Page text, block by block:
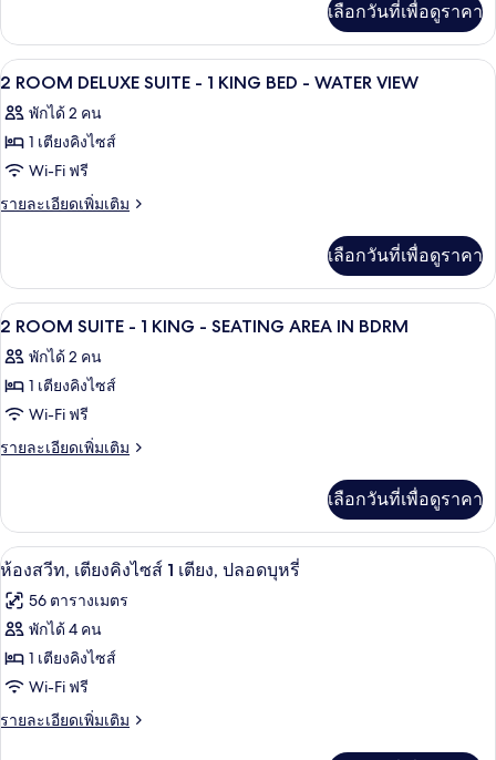
2
QUEEN
BEDS-
NONSMOKING
เกี่ยว
กับ
2
SUITE-
2
BEDS-
NONSMOKING
เลือกวันที่เพื่อดูราคา
เปิด
ภาพถ่าย
ทั้งหมด
ของ
2
SUITE
1
KING
BED
-
WATER
VIEW
1 ห้องนอน, ตู้นิรภัยในห้องพัก, โต๊ะทำง
8
2 ROOM DELUXE SUITE - 1 KING BED - WATER VIEW
พักได้ 2 คน
1 เตียงคิงไซส์
Wi-Fi ฟรี
รายละเอียดเพิ่มเติม
ราย
เกี่ยว
กับ
2
DELUXE
SUITE
KING
BED
VIEW
เลือกวันที่เพื่อดูราคา
เปิด
ภาพถ่าย
ทั้งหมด
ของ
2
-
KING
-
SEATING
AREA
IN
BDRM
1 ห้องนอน, ตู้นิรภัยในห้องพัก, โต๊ะทำง
12
2 ROOM SUITE - 1 KING - SEATING AREA IN BDRM
พักได้ 2 คน
1 เตียงคิงไซส์
Wi-Fi ฟรี
รายละเอียดเพิ่มเติม
ราย
เกี่ยว
กับ
2
SUITE
KING
-
AREA
เลือกวันที่เพื่อดูราคา
เปิด
ภาพถ่าย
ทั้งหมด
ของ
ห้อง
สวีท,
1 ห้องนอน, ตู้นิรภัยในห้องพัก, โต๊ะทำง
6
ห้องสวีท, เตียงคิงไซส์ 1 เตียง, ปลอดบุหรี่
56 ตารางเมตร
พักได้ 4 คน
1 เตียงคิงไซส์
Wi-Fi ฟรี
รายละเอียดเพิ่มเติม
ราย